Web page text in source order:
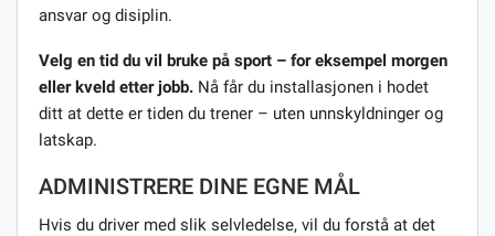
ansvar og disiplin.
Velg en tid du vil bruke på sport – for eksempel morgen
eller kveld etter jobb. Nå får du installasjonen i hodet
ditt at dette er tiden du trener – uten unnskyldninger og
latskap.
ADMINISTRERE DINE EGNE MÅL
Hvis du driver med slik selvledelse, vil du forstå at det